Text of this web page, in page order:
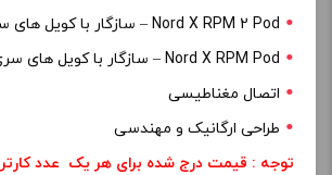
Nord X RPM 2 Pod – سازگار با کویل های سری RPM 2
Nord X RPM Pod – سازگار با کویل های سری RPM
اتصال مغناطیسی
طراحی ارگانیک و مهندسی
توجه : قیمت درج شده برای هر یک عدد